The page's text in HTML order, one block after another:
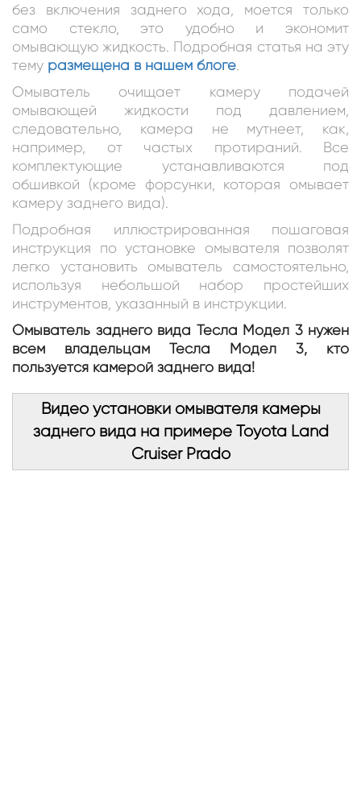
без включения заднего хода, моется только
само стекло, это удобно и экономит
омывающую жидкость. Подробная статья на эту
тему размещена в нашем блоге.
Омыватель очищает камеру подачей
омывающей жидкости под давлением,
следовательно, камера не мутнеет, как,
например, от частых протираний. Все
комплектующие устанавливаются под
обшивкой (кроме форсунки, которая омывает
камеру заднего вида).
Подробная иллюстрированная пошаговая
инструкция по установке омывателя позволят
легко установить омыватель самостоятельно,
используя небольшой набор простейших
инструментов, указанный в инструкции.
Омыватель заднего вида Тесла Модел 3 нужен
всем владельцам Тесла Модел 3, кто
пользуется камерой заднего вида!
Видео установки омывателя камеры
заднего вида на примере Toyota Land
Cruiser Prado